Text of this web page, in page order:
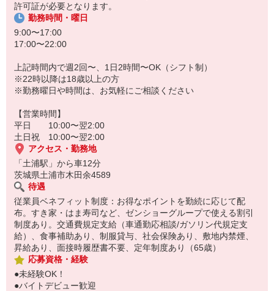
許可証が必要となります。
勤務時間・曜日
9:00〜17:00
17:00〜22:00
上記時間内で週2回〜、1日2時間〜OK（シフト制）
※22時以降は18歳以上の方
※勤務曜日や時間は、お気軽にご相談ください
【営業時間】
平日 10:00〜翌2:00
土日祝 10:00〜翌2:00
アクセス・勤務地
「土浦駅」から車12分
茨城県土浦市木田余4589
待遇
従業員ベネフィット制度：お得なポイントを勤続に応じて配
布。すき家・はま寿司など、ゼンショーグループで使える割引
制度あり。交通費規定支給（車通勤応相談/ガソリン代規定支
給）、食事補助あり、制服貸与、社会保険あり、敷地内禁煙、
昇給あり、面接時履歴書不要、定年制度あり（65歳）
応募資格・経験
●未経験OK！
●バイトデビュー歓迎